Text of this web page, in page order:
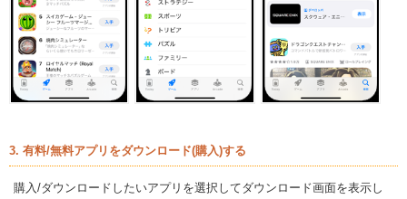
3. 有料/無料アプリをダウンロード(購入)する
購入/ダウンロードしたいアプリを選択してダウンロード画面を表示し